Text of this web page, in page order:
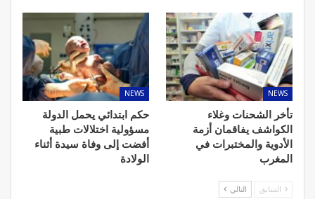
NEWS
تأخر الشحنات وغلاء
الكواشف يفاقمان أزمة
الأدوية والمختبرات في
المغرب
NEWS
حكم ابتدائي يحمل الدولة
مسؤولية اختلالات طبية
أفضت إلى وفاة سيدة أثناء
الولادة
السابق التالي